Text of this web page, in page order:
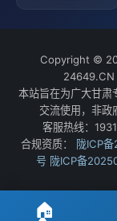
Copyright ©
本站旨在为广大甘肃
交流使用，非政
客服热线：
合规资质：
陇ICP
号 陇ICP备
🏠